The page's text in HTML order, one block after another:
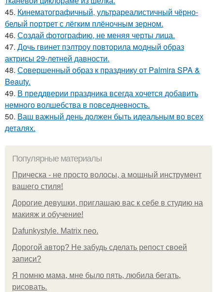
45. Кинематографичный, ультрареалистичный чёрно-
белый портрет с лёгким плёночным зерном.
46. Создай фотографию, не меняя черты лица.
47. Дочь гвинет пэлтроу повторила модный образ
актрисы 29-летней давности.
48. Совершенный образ к празднику от Palmira SPA &
Beauty.
49. В преддверии праздника всегда хочется добавить
немного волшебства в повседневность.
50. Ваш важный день должен быть идеальным во всех
деталях.
Популярные материалы
Прическа - не просто волосы, а мощный инструмент
вашего стиля!
Дорогие девушки, приглашаю вас к себе в студию на
макияж и обучение!
Dafunkystyle. Matrix neo.
Дорогой автор? Не забудь сделать репост своей
записи?
Я помню мама, мне было пять, любила бегать,
рисовать.